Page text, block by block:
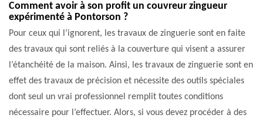
Comment avoir à son profit un couvreur zingueur
expérimenté à Pontorson ?
Pour ceux qui l’ignorent, les travaux de zinguerie sont en faite
des travaux qui sont reliés à la couverture qui visent a assurer
l’étanchéité de la maison. Ainsi, les travaux de zinguerie sont en
effet des travaux de précision et nécessite des outils spéciales
dont seul un vrai professionnel remplit toutes conditions
nécessaire pour l’effectuer. Alors, si vous devez procéder à des